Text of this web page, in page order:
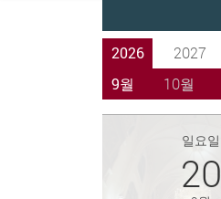
2026 2027
9월
10월
일요일
20